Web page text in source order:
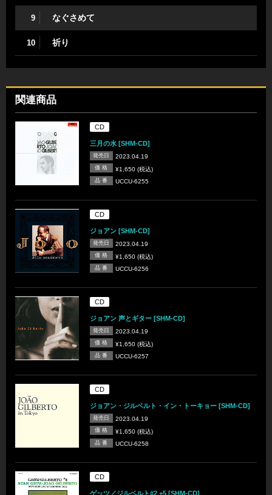
9 なぐさめて
10 祈り
関連商品
CD
三月の水 [SHM-CD]
発売日 2023.04.19
価 格 ¥1,650 (税込)
品 番 UCCU-6255
CD
ジョアン [SHM-CD]
発売日 2023.04.19
価 格 ¥1,650 (税込)
品 番 UCCU-6256
CD
ジョアン 声とギター [SHM-CD]
発売日 2023.04.19
価 格 ¥1,650 (税込)
品 番 UCCU-6257
CD
ジョアン・ジルベルト・イン・トーキョー [SHM-CD]
発売日 2023.04.19
価 格 ¥1,650 (税込)
品 番 UCCU-6258
CD
ゲッツ／ジルベルト#2 +5 [SHM-CD]